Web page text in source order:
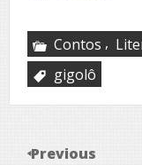
Contos ,
gigolô
Previous